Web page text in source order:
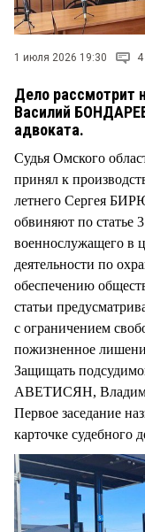
1 июля 2026 19:30 4
Дело рассмотрит
Василий
адвоката.
Судья Омского
принял к
летнего Сергея
обвиняют по статье
военнослужащего в
деятельности по
обеспечению
статьи
с ограничением
пожизненное
Защищать
АВЕТИСЯН,
Первое заседание
карточке судебного